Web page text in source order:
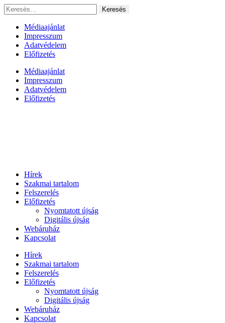
Ugrás
a
tartalomhoz
Keresés:
Médiaajánlat
Impresszum
Adatvédelem
Előfizetés
Médiaajánlat
Impresszum
Adatvédelem
Előfizetés
Hírek
Szakmai tartalom
Felszerelés
Előfizetés
Nyomtatott újság
Digitális újság
Webáruház
Kapcsolat
Hírek
Szakmai tartalom
Felszerelés
Előfizetés
Nyomtatott újság
Digitális újság
Webáruház
Kapcsolat